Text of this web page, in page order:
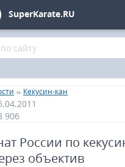
SuperKarate.RU
» Кекусин-кан
906
России по
объектив